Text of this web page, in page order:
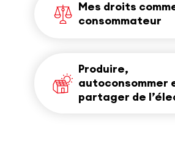
Mes droits
consommateur
Produire,
autoconsommer
partager de